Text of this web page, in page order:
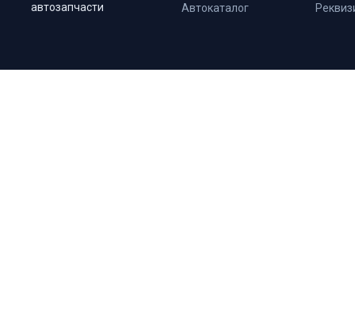
автозапчасти
Автокаталог